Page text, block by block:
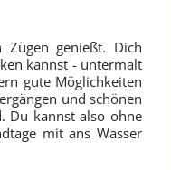
genießt. Dich
kannst - untermalt
gute Möglichkeiten
und schönen
Du kannst also ohne
mit ans Wasser